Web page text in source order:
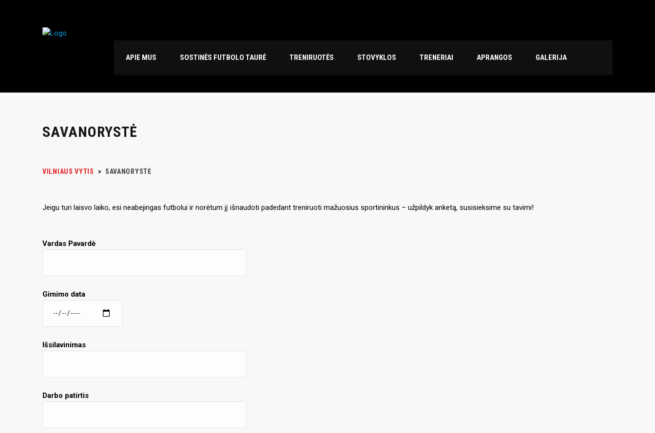
APIE MUS SOSTINĖS FUTBOLO TAURĖ TRENIRUOTĖS STOVYKLOS TRENERIAI APRANGOS GALERIJA
SAVANORYSTĖ
VILNIAUS VYTIS > SAVANORYSTĖ
Jeigu turi laisvo laiko, esi neabejingas futbolui ir norėtum jį išnaudoti padedant treniruoti mažuosius sportininkus – užpildyk anketą, susisieksime su tavimi!
Vardas Pavardė
Gimimo data
Išsilavinimas
Darbo patirtis